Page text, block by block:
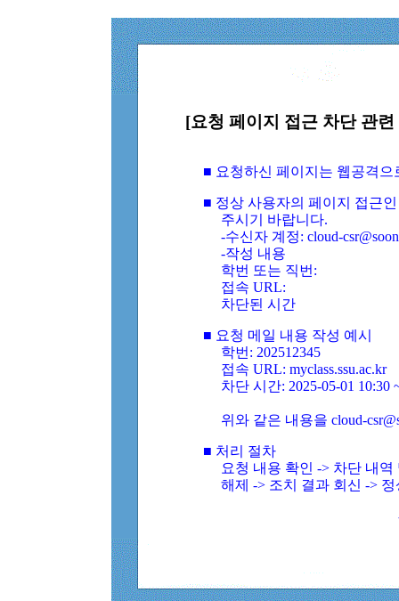
[요청 페이지 접근 차단 관
■ 요청하신 페이지는 웹공격
■ 정상 사용자의 페이지 접근
주시기 바랍니다.
-수신자 계정: cloud-
-작성 내용
학번 또는 직번:
접속 URL:
차단된 시간
■ 요청 메일 내용 작성 예시
학번: 202512345
접속 URL: myclass.ssu.ac.kr
차단 시간: 2025-05-01 10:30
위와 같은 내용을 cloud-
■ 처리 절차
요청 내용 확인 -> 차단 내
해제 -> 조치 결과 회신 ->